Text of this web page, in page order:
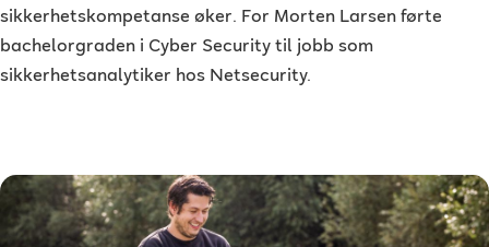
sikkerhetskompetanse øker. For Morten Larsen førte
bachelorgraden i Cyber Security til jobb som
sikkerhetsanalytiker hos Netsecurity.